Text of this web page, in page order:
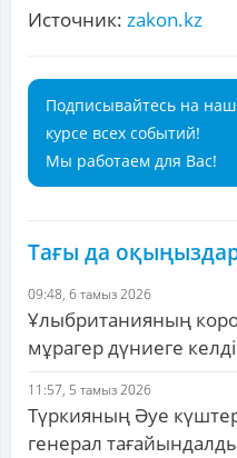
Источник: zakon.kz
Подписывайтесь на
курсе всех событий!
Мы работаем для Вас!
Тағы да
09:48, 6 тамыз 2026
Ұлыбританияның
мұрагер дүниеге келді
11:57, 5 тамыз 2026
Түркияның Әуе
генерал